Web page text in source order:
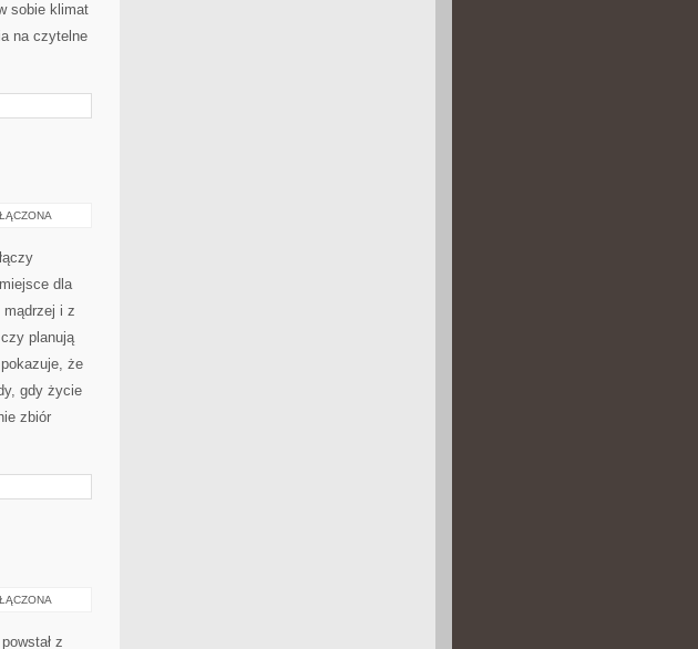
sobie klimat
na czytelne
dla
i z
planują
że
gdy życie
zbiór
z